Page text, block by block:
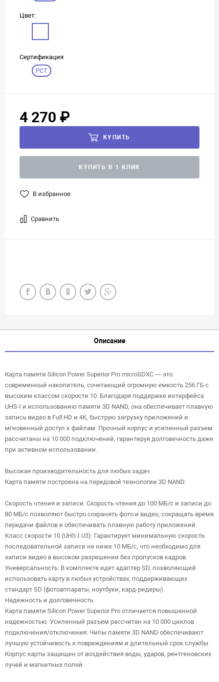
Цвет:
Сертификация
РСТ
4 270 ₽
КУПИТЬ
КУПИТЬ В 1 КЛИК
В избранное
Сравнить
Описание
Карта памяти Silicon Power Superior Pro microSDXC — это
современный накопитель, сочетающий огромную емкость 256 ГБ с
высоким классом скорости 10. Благодаря поддержке интерфейса
UHS-I и использованию памяти 3D NAND, она обеспечивает плавную
запись видео в Full HD и 4K, быструю загрузку приложений и
мгновенный доступ к файлам. Прочный корпус и усиленный разъем
рассчитаны на 10 000 подключений, гарантируя долговечность даже
при активном использовании.
Высокая производительность для любых задач
Карта памяти построена на передовой технологии 3D NAND:
Скорость чтения и записи: Скорость чтения до 100 МБ/с и записи до
80 МБ/с позволяют быстро сохранять фото и видео, сокращать время
передачи файлов и обеспечивать плавную работу приложений.
Класс скорости 10 (UHS-I U3): Гарантирует минимальную скорость
последовательной записи не ниже 10 МБ/с, что необходимо для
записи видео в высоком разрешении без пропусков кадров.
Универсальность: В комплекте идет адаптер SD, позволяющий
использовать карту в любых устройствах, поддерживающих
стандарт SD (фотоаппараты, ноутбуки, кард-ридеры).
Надежность и долговечность
Карта памяти Silicon Power Superior Pro отличается повышенной
надежностью. Усиленный разъем рассчитан на 10 000 циклов
подключения/отключения. Чипы памяти 3D NAND обеспечивают
лучшую устойчивость к повреждениям и длительный срок службы.
Корпус карты защищен от воздействия воды, ударов, рентгеновских
лучей и магнитных полей.